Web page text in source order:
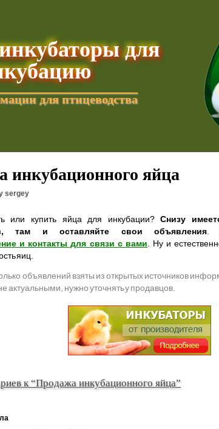
для
для птицеводства
инкубационного яйца
sergey
или купить яйца для инкубации?Снизу
там и оставляйте свои объявления
и контакты для связи с вами . Ну и
яиц.
объявлений взяты из открытых источников
актуальными, нужно уточнять у продавцов.
к “Продажа инкубационного яйца”